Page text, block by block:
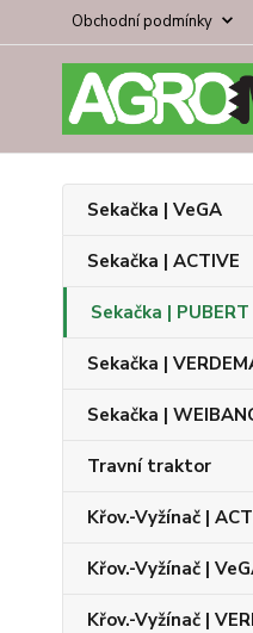
Obchodní podmínky
Sekačka | VeGA
Sekačka | ACTIVE
Sekačka | PUBERT
Sekačka |
Sekačka |
Travní traktor
Křov.-Vyžínač |
Křov.-Vyžínač |
Křov.-Vyžínač |